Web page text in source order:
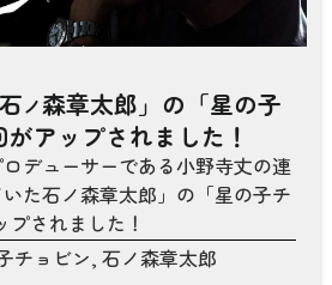
ノ森章太郎」の「星の子
アップされました！
デューサーである小野寺丈の連
た石ノ森章太郎」の「星の子チ
プされました！
チョビン, 石ノ森章太郎